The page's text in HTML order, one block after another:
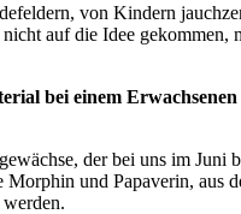
von Kindern
auf die Idee
bei einem
der bei uns im
und Papaverin, aus